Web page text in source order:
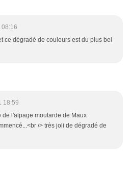
08:16
ce dégradé de couleurs est du plus bel
18:59
de l'alpage moutarde de Maux
/> très joli de dégradé de